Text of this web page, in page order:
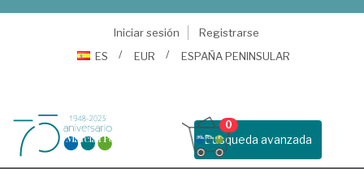
Iniciar sesión
Registrarse
ES
EUR ESPAÑA PENINSULAR
Busqueda avanzada
0